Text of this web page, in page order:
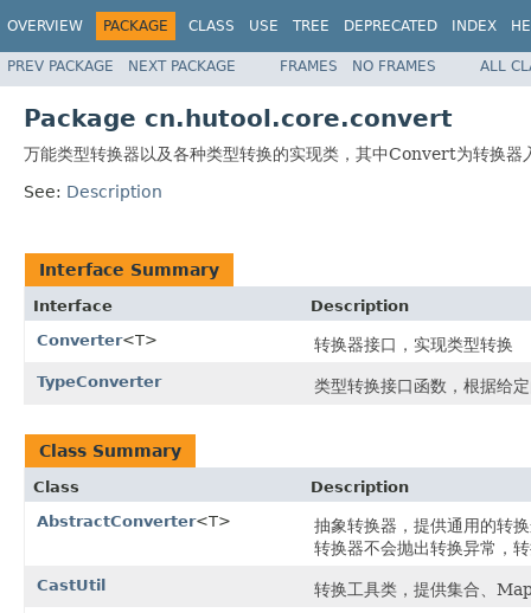
OVERVIEW PACKAGE CLASS USE TREE DEPRECATED INDEX
PREV PACKAGE NEXT PACKAGE FRAMES NO FRAMES ALL
Package cn.hutool.core.convert
万能类型转换器以及各种类型转换的实现类，其中Convert为转换
See: Description
Interface Summary
Interface
Description
Converter<T> 转换器接口，实现类型转换
TypeConverter 类型转换接口函数，根据给
Class Summary
Class
Description
AbstractConverter<T>
抽象转换器，提供通用的转
转换器不会抛出转换异常，
CastUtil 转换工具类，提供集合、